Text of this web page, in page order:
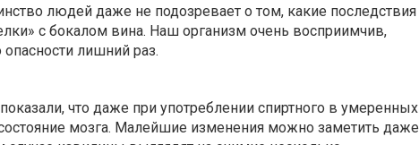
людей даже не подозревает о том, какие последствия
с бокалом вина. Наш организм очень восприимчив,
опасности лишний раз.
что даже при употреблении спиртного в умеренных
мозга. Малейшие изменения можно заметить даже